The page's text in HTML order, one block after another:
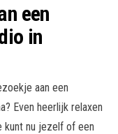
een
in
aan een
Even heerlijk relaxen
kunt nu jezelf of een